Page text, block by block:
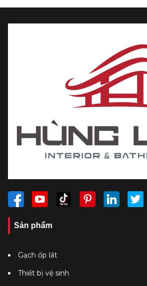
Sản phẩm
Gạch ốp lát
Thiết bị vệ sinh